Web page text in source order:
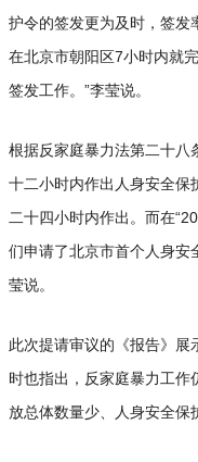
护令的签发更为及时，签发
在北京市朝阳区7小时内就
签发工作。”李莹说。
根据反家庭暴力法第二十八
十二小时内作出人身安全保
二十四小时内作出。而在
们申请了北京市首个人身安
莹说。
此次提请审议的《报告》展
时也指出，反家庭暴力工作
放总体数量少、人身安全保